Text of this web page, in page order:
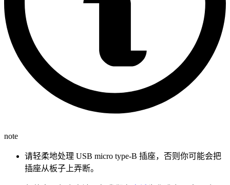
note
请轻柔地处理 USB micro type-B 插座，否则你可能会把
插座从板子上弄断。